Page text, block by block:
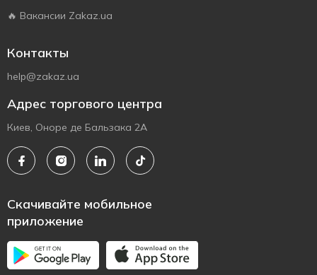
🔥 Вакансии Zakaz.ua
Контакты
help@zakaz.ua
Адрес торгового центра
Киев, Оноре де Бальзака 2А
Скачивайте мобильное
приложение